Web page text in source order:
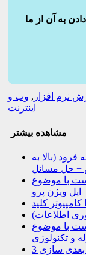
به آن از ما
نرم افزار , وب و
اینترنت
مشاهده بیشتر
(بالا به
+ حل مسائل
با موضوع
اپل ویژن پرو
کلید
اطلاعات)
با موضوع
و تکنولوژی